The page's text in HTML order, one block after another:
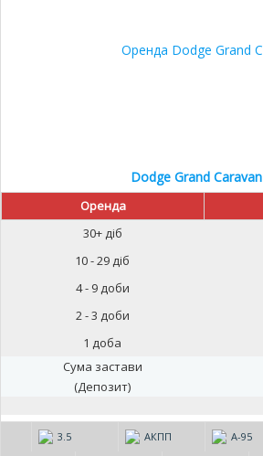
Dodge Grand Caravan
Оренда
30+ діб
10 - 29 діб
4 - 9 доби
2 - 3 доби
1 доба
Сума застави
(Депозит)
3.5 АКПП А-95